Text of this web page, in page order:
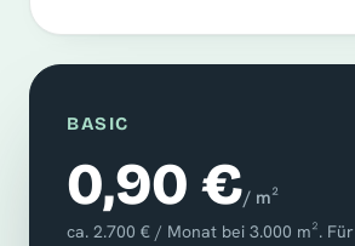
BASIC
0,90 €/ m²
ca. 2.700 € / Monat bei 3.000 m².